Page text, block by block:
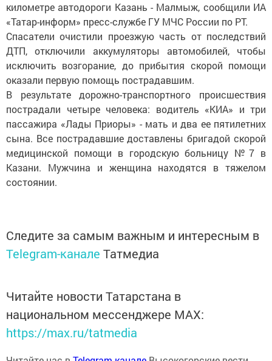
километре автодороги Казань - Малмыж, сообщили ИА
«Татар-информ» пресс-службе ГУ МЧС России по РТ.
Спасатели очистили проезжую часть от последствий
ДТП, отключили аккумуляторы автомобилей, чтобы
исключить возгорание, до прибытия скорой помощи
оказали первую помощь пострадавшим.
В результате дорожно-транспортного происшествия
пострадали четыре человека: водитель «КИА» и три
пассажира «Лады Приоры» - мать и два ее пятилетних
сына. Все пострадавшие доставлены бригадой скорой
медицинской помощи в городскую больницу №7 в
Казани. Мужчина и женщина находятся в тяжелом
состоянии.
Следите за самым важным и интересным в
Telegram-канале Татмедиа
Читайте новости Татарстана в
национальном мессенджере MАХ:
https://max.ru/tatmedia